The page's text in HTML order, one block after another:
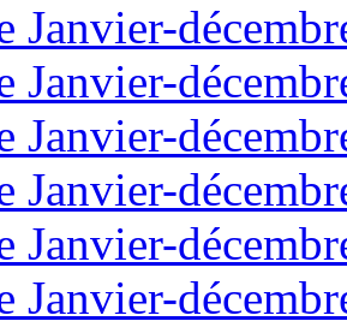
Janvier-
Janvier-
Janvier-
Janvier-
Janvier-
Janvier-